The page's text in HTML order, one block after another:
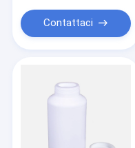
Contattaci